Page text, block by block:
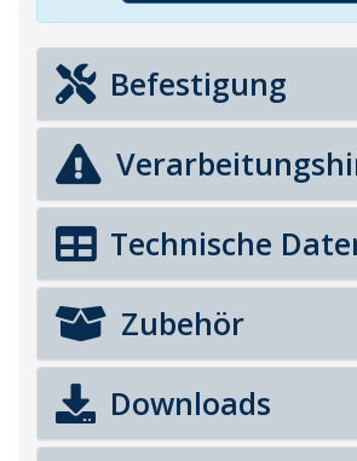
Befestigung
Technische
Zubehör
Downloads